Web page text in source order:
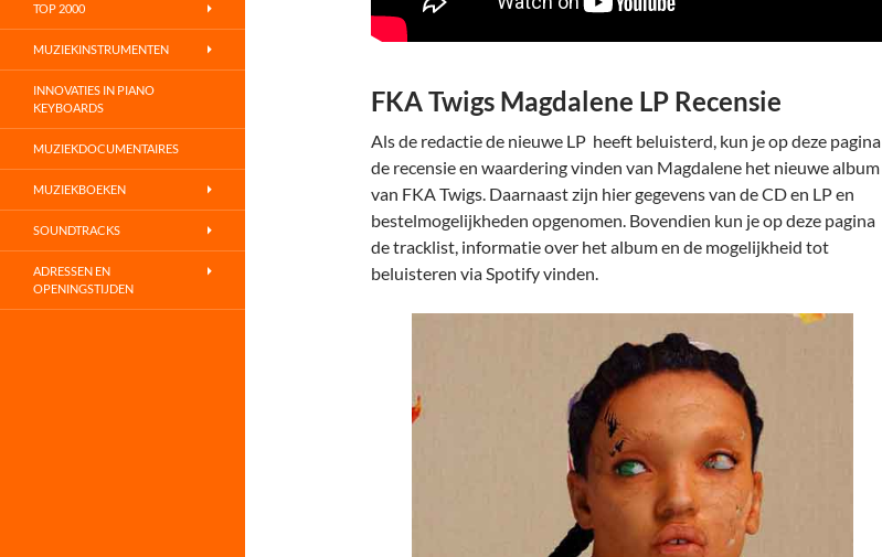
FKA Twigs Magdalene LP Recensie
Als de redactie de nieuwe LP heeft beluisterd, kun je op deze pagina
de recensie en waardering vinden van Magdalene het nieuwe album
van FKA Twigs. Daarnaast zijn hier gegevens van de CD en LP en
bestelmogelijkheden opgenomen. Bovendien kun je op deze pagina
de tracklist, informatie over het album en de mogelijkheid tot
beluisteren via Spotify vinden.
TOP 2000
MUZIEKINSTRUMENTEN
INNOVATIES IN PIANO
KEYBOARDS
MUZIEKDOCUMENTAIRES
MUZIEKBOEKEN
SOUNDTRACKS
ADRESSEN EN
OPENINGSTIJDEN